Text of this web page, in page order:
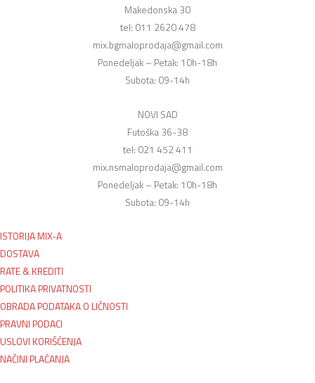
Makedonska 30
tel: 011 2620 478
mix.bgmaloprodaja@gmail.com
Ponedeljak – Petak: 10h-18h
Subota: 09-14h
NOVI SAD
Futoška 36-38
tel: 021 452 411
mix.nsmaloprodaja@gmail.com
Ponedeljak – Petak: 10h-18h
Subota: 09-14h
ISTORIJA MIX-A
DOSTAVA
RATE & KREDITI
POLITIKA PRIVATNOSTI
OBRADA PODATAKA O LIČNOSTI
PRAVNI PODACI
USLOVI KORIŠĆENJA
NAČINI PLAĆANJA